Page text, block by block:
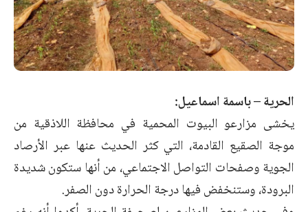
الحرية – باسمة اسماعيل:
يخشى مزارعو البيوت المحمية في محافظة اللاذقية من
موجة الصقيع القادمة، التي كثر الحديث عنها عبر الأرصاد
الجوية وصفحات التواصل الاجتماعي، من أنها ستكون شديدة
البرودة، وستنخفض فيها درجة الحرارة دون الصفر.